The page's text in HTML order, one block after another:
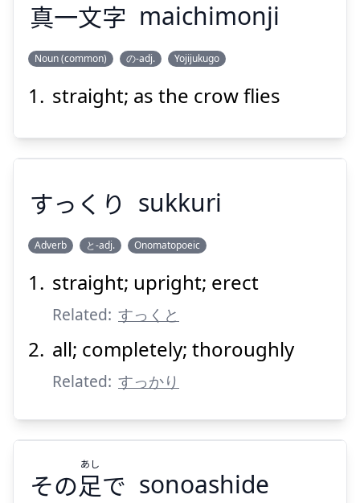
Show answer
Suspend
ま
いち
もん
じ
Suspend
真一文字 maichimonji
Noun (common) の-adj. Yojijukugo
straight; as the crow flies
すっくり
Show answer
Suspend
すっくり sukkuri
Adverb と-adj. Onomatopoeic
straight; upright; erect
Related: すっくと
all; completely; thoroughly
Related: すっかり
その足で
あし
sonoashide